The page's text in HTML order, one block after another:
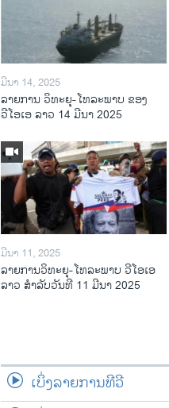
ມີນາ 14, 2025
ລາຍການ ວິທະຍຸ-ໂທລະພາບ ຂອງ
ວີໂອເອ ລາວ 14 ມີນາ 2025
ມີນາ 11, 2025
ລາຍການວິ​ທະ​ຍຸ-ໂທ​ລະ​ພາບ ວີໂອເອ
ລາວ ສຳ​ລັບ​ວັນ​ທີ 11 ມີ​ນາ 2025
ເບິ່ງລາຍການທີວີ